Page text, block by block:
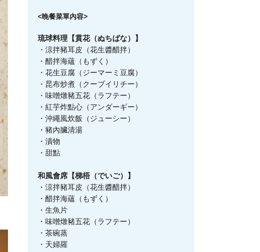
<晚餐菜單內容>
琉球料理【貫花（ぬちばな）】
・涼拌豬耳皮（花生醬醋拌）
・醋拌海蘊（もずく）
・花生豆腐（ジーマーミ豆腐）
・昆布炒煮（クーブイリチー）
・味噌燉豬五花（ラフテー）
・紅芋炸點心（アンダーギー）
・沖繩風炊飯（ジューシー）
・豬內臟清湯
・漬物
・甜點
和風會席【梯梧（でいご）】
・涼拌豬耳皮（花生醬醋拌）
・醋拌海蘊（もずく）
・生魚片
・味噌燉豬五花（ラフテー）
・茶碗蒸
・天婦羅